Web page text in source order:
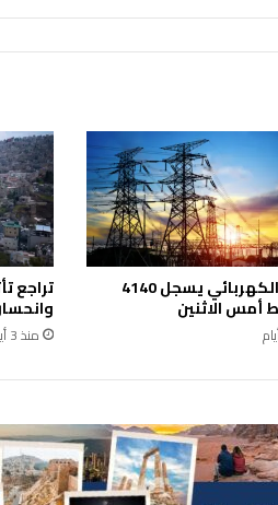
ب
ي
ع
ن
ا
ل
ح
ب
س
-
ت
ص
ل
الحمل الكهربائي يسجل 4140
أمس الاثنين
تراجع
منذ 3 أيام